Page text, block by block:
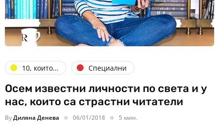
10, които... Специални
Осем известни личности по света и у
нас, които са страстни читатели
ByДиляна Денева 06/01/2018 5 мин.